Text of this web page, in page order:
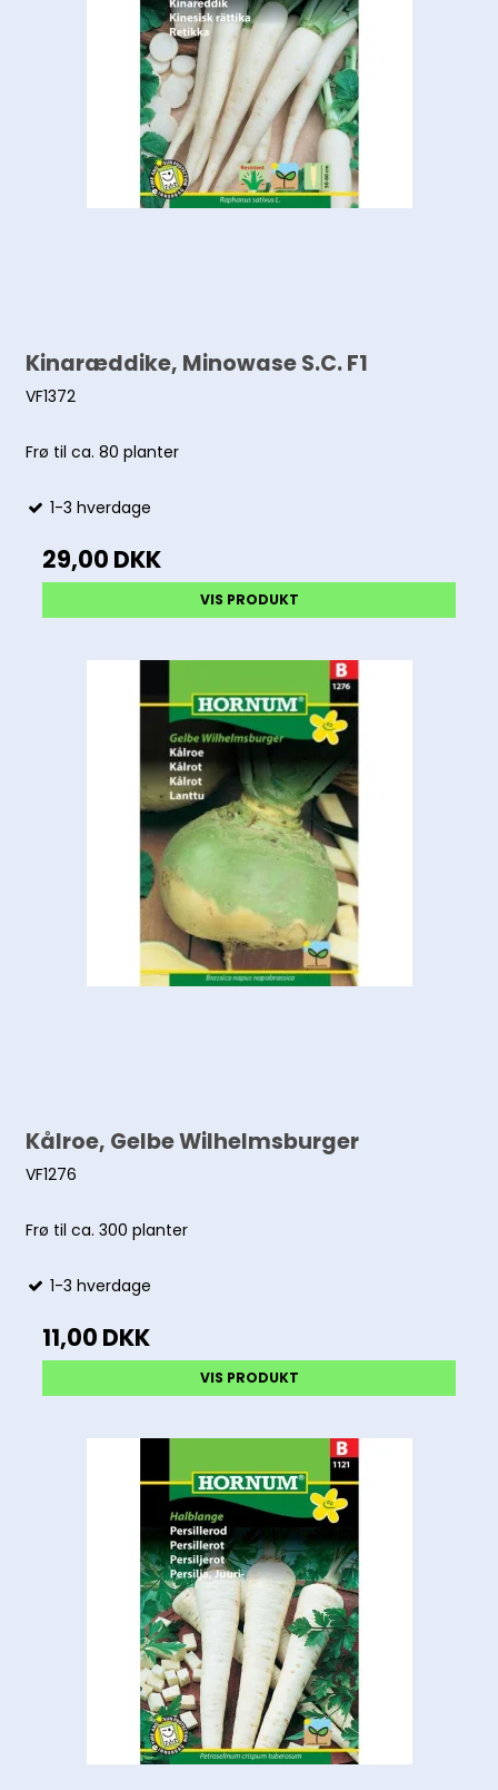
Kinaræddike, Minowase S.C. F1
VF1372
Frø til ca. 80 planter
1-3 hverdage
29,00 DKK
VIS PRODUKT
Kålroe, Gelbe Wilhelmsburger
VF1276
Frø til ca. 300 planter
1-3 hverdage
11,00 DKK
VIS PRODUKT